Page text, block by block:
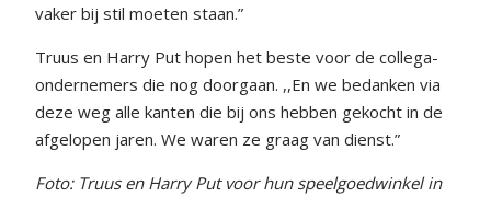
vaker bij stil moeten staan.”
Truus en Harry Put hopen het beste voor de collega-
ondernemers die nog doorgaan. ,,En we bedanken via
deze weg alle kanten die bij ons hebben gekocht in de
afgelopen jaren. We waren ze graag van dienst.”
Foto: Truus en Harry Put voor hun speelgoedwinkel in